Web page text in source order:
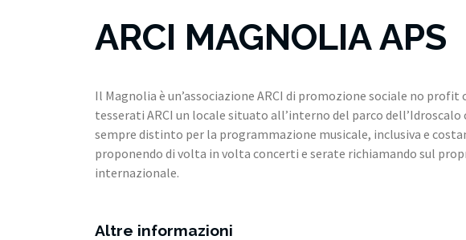
ARCI MAGNOLIA APS
Il Magnolia è un’associazione ARCI di promozione sociale no
tesserati ARCI un locale situato all’interno del parco dell’Idroscalo
sempre distinto per la programmazione musicale, inclusiva e
proponendo di volta in volta concerti e serate richiamando sul
internazionale.
Altre informazioni